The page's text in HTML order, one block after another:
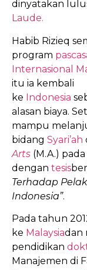
dinyatakan
Laude.
Habib Rizieq
program
Internasional
itu ia kembali
ke Indonesia
alasan biaya.
mampu
bidang Syari’ah
Arts (M.A.)
dengan tesis
Terhadap
Indonesia”.
Pada tahun
ke Malaysiadan
pendidikan
Manajemen di